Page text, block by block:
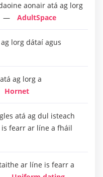
aonair atá ag lorg
AdultSpace
lorg dátaí agus
ag lorg a
Hornet
atá ag dul isteach
fearr ar líne a fháil
ar líne is fearr a